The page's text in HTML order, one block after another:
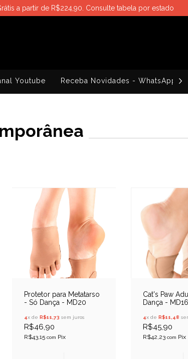
a partir de R$224,90. Consulte tabela por estado
Youtube Receba Novidades - WhatsApp
Protetor para Metatarso
- Só Dança - MD20
4x de R$11,73 sem juros
R$46,90
R$43,15 com
Cat's Paw
Dança - MD16
4x de R$11,48
R$45,90
R$42,23 com